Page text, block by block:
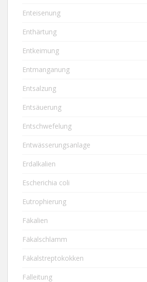
Enteisenung
Enthärtung
Entkeimung
Entmanganung
Entsalzung
Entsäuerung
Entschwefelung
Entwässerungsanlage
Erdalkalien
Escherichia coli
Eutrophierung
Fäkalien
Fäkalschlamm
Fäkalstreptokokken
Falleitung